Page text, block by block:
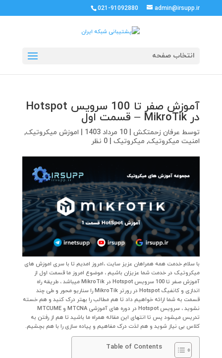
021-91092880 admin@irsupp.ir
انتخاب صفحه
آموزش صفر تا 100 سرویس Hotspot
در MikroTik – قسمت اول
توسط عرفان زحمتکش| 10 مرداد 1403 اموزش میکروتیک,
امنیت میکروتیک, میکروتیک| 0 نظر
با سلام خدمت همه همراهان عزیز سایت ،امروز امدیم تا با سری اموزش های
میکروتیک در خدمت شما عزیزان باشیم ، موضوع امروز ما قسمت اول از
آموزش صفر تا 100 سرویس Hotspot در MikroTik میباشد ، طریقه راه
اندازی و کانفیگ Hotspot در رورتر MikroTik را سناریو محور و طی چند
قسمت به شما ارائه خواهیم داد تا هم مطالب را بهتر درک کنید و هم خسته
نشوید ، سرویس Hotspot در دوره های آموزشی MTCNA و MTCUME
تدریس میشود پس تا انتهای این مقاله همراه ما باشید تا هم از رفتن به
کلاس بی نیاز شوید و هم لذت درک مفاهیم و پیاده سازی را با هم بچشیم.
Table of Contents